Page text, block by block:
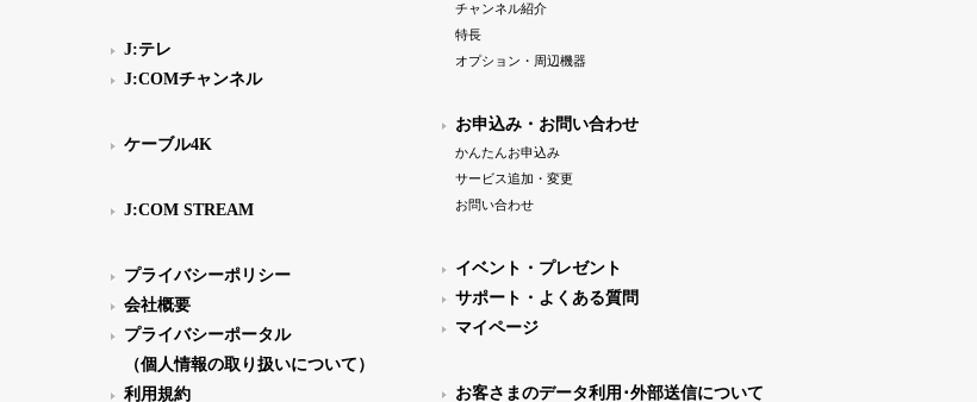
J:テレ
J:COMチャンネル
ケーブル4K
J:COM STREAM
プライバシーポリシー
会社概要
プライバシーポータル
（個人情報の取り扱いについて）
利用規約
チャンネル紹介
特長
オプション・周辺機器
お申込み・お問い合わせ
かんたんお申込み
サービス追加・変更
お問い合わせ
イベント・プレゼント
サポート・よくある質問
マイページ
お客さまのデータ利用･外部送信について